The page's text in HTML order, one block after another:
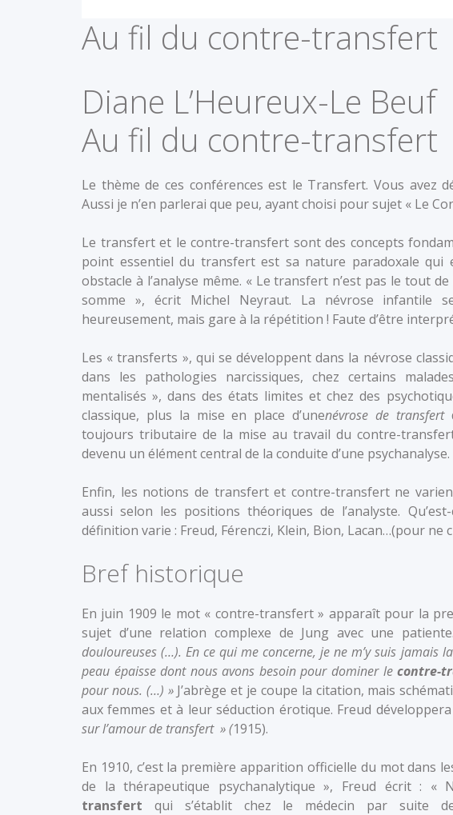
Au fil du contre-transfert
Diane L’Heureux-Le Beuf
Au fil du contre-transfert
Le thème de ces conférences est le Transfert. Vous avez
Aussi je n’en parlerai que peu, ayant choisi pour sujet « Le
Le transfert et le contre-transfert sont des concepts
point essentiel du transfert est sa nature paradoxale
obstacle à l’analyse même. « Le transfert n’est pas le tout
somme », écrit Michel Neyraut. La névrose infantile
heureusement, mais gare à la répétition ! Faute d’être
Les « transferts », qui se développent dans la névrose
dans les pathologies narcissiques, chez certains
mentalisés », dans des états limites et chez des
classique, plus la mise en place d’unenévrose de transfert
toujours tributaire de la mise au travail du contre-
devenu un élément central de la conduite d’une psychanalyse.
Enfin, les notions de transfert et contre-transfert ne
aussi selon les positions théoriques de l’analyste.
définition varie : Freud, Férenczi, Klein, Bion, Lacan…(pour ne
Bref historique
En juin 1909 le mot « contre-transfert » apparaît pour la
sujet d’une relation complexe de Jung avec une
douloureuses (…). En ce qui me concerne, je ne m’y suis jamais
peau épaisse dont nous avons besoin pour dominer lecontre-
pour nous. (…) » J’abrège et je coupe la citation, mais
aux femmes et à leur séduction érotique. Freud
sur l’amour de transfert » (1915).
En 1910, c’est la première apparition officielle du mot dans
de la thérapeutique psychanalytique », Freud écrit : «
transfert qui s’établit chez le médecin par suite